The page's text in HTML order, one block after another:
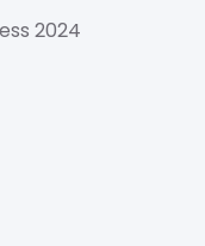
2024